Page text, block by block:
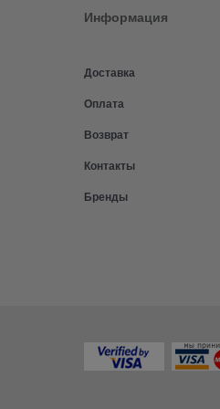
Информация
Доставка
Оплата
Возврат
Контакты
Бренды